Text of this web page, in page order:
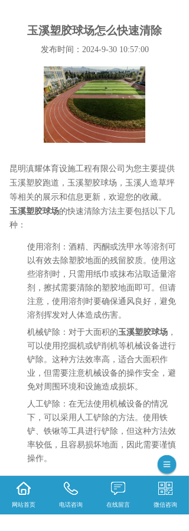
玉溪塑胶球场怎么快速清除
发布时间：2024-9-30 10:57:00
昆明滇耀体育设施工程有限公司为您主要提供
玉溪塑胶跑道 ，玉溪塑胶球场，玉溪人造草坪
等相关的展示和信息更新，欢迎您的收藏。
玉溪塑胶球场的快速清除方法主要包括以下几
种：
使用溶剂 ：酒精、丙酮或洗甲水等溶剂可
以有效去除塑胶地面的残留胶质。使用这
些溶剂时，只需用纸巾或抹布沾取适量溶
剂，擦拭需要清除的塑胶地面即可。但请
注意，使用溶剂时要确保通风良好，避免
溶剂挥发对人体造成伤害。
机械铲除 ：对于大面积的玉溪塑胶球场 ，
可以使用挖掘机或铲削机等机械设备进行
铲除。这种方法效率高，适合大面积作
业，但需要注意机械设备的操作安全，避
免对周围环境和设施造成损坏。
人工铲除 ：在无法使用机械设备的情况
下，可以采用人工铲除的方法。使用铁
铲、铁锹等工具进行铲除，但这种方法效
率较低，且容易损坏地面，因此需要谨慎
操作。
快速清除塑胶球场的方法有多种，可以根据实
际情况选择最适合的方法进行操作。同时，在
清除过程中要注意安全和环保，避免对环境和
网站首页 电话咨询 在线留言 微信咨询